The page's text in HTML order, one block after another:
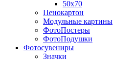
50х70
Пенокартон
Модульные картины
ФотоПостеры
ФотоПодушки
Фотоcувениры
Значки